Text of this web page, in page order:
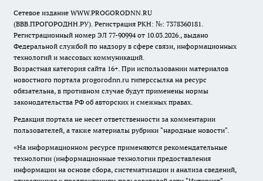
Сетевое издание WWW.PROGORODNN.RU
(ВВВ.ПРОГОРОДНН.РУ). Регистрация РКН: №: 7378360181.
Регистрационный номер ЭЛ 77-90994 от 10.03.2026., выдано
Федеральной службой по надзору в сфере связи, информационных
технологий и массовых коммуникаций.
Возрастная категория сайта 16+. При использовании материалов
новостного портала progorodnn.ru гиперссылка на ресурс
обязательна, в противном случае будут применены нормы
законодательства РФ об авторских и смежных правах.
Редакция портала не несет ответственности за комментарии
пользователей, а также материалы рубрики "народные новости".
«На информационном ресурсе применяются рекомендательные
технологии (информационные технологии предоставления
информации на основе сбора, систематизации и анализа сведений,